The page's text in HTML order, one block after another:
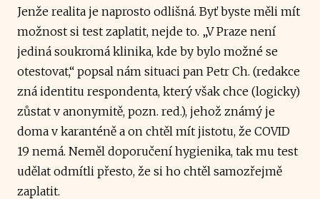
Jenže realita je naprosto odlišná. Byť byste měli mít
možnost si test zaplatit, nejde to. „V Praze není
jediná soukromá klinika, kde by bylo možné se
otestovat,“ popsal nám situaci pan Petr Ch. (redakce
zná identitu respondenta, který však chce (logicky)
zůstat v anonymitě, pozn. red.), jehož známý je
doma v karanténě a on chtěl mít jistotu, že COVID
19 nemá. Neměl doporučení hygienika, tak mu test
udělat odmítli přesto, že si ho chtěl samozřejmě
zaplatit.